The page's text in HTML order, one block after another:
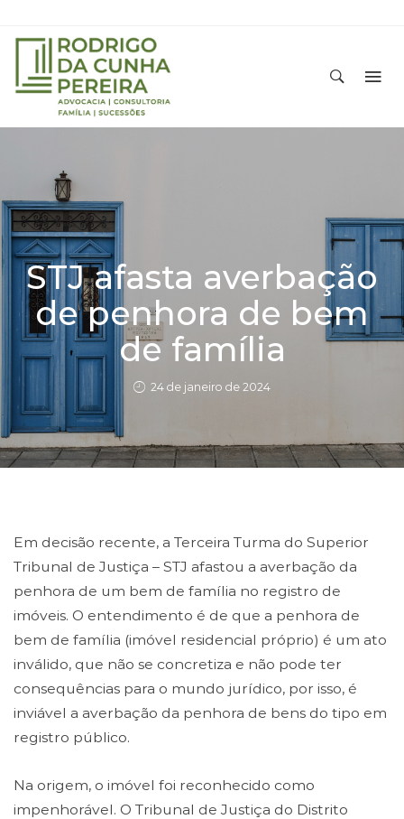
STJ afasta averbação
de penhora de bem
de família
24 de janeiro de 2024
Em decisão recente, a Terceira Turma do Superior
Tribunal de Justiça – STJ afastou a averbação da
penhora de um bem de família no registro de
imóveis. O entendimento é de que a penhora de
bem de família (imóvel residencial próprio) é um ato
inválido, que não se concretiza e não pode ter
consequências para o mundo jurídico, por isso, é
inviável a averbação da penhora de bens do tipo em
registro público.
Na origem, o imóvel foi reconhecido como
impenhorável. O Tribunal de Justiça do Distrito